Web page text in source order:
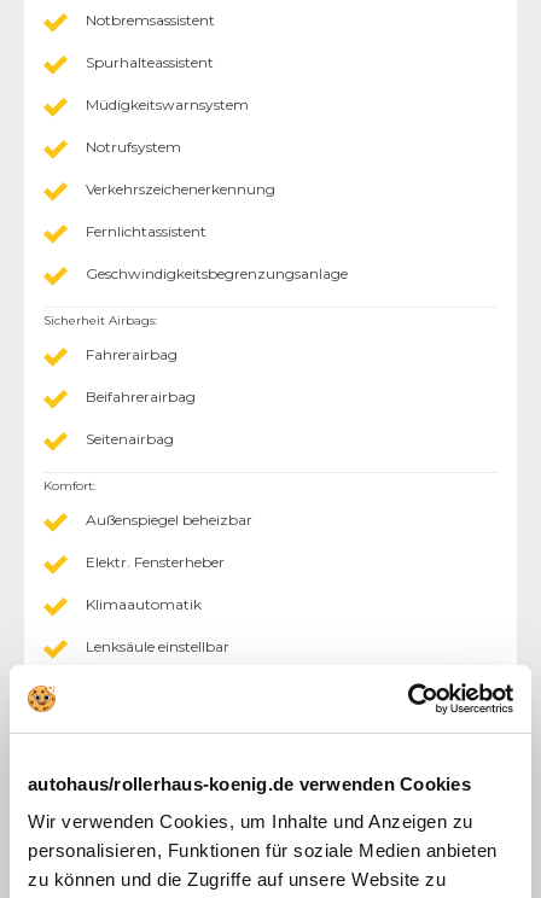
autohaus/rollerhaus-koenig.de verwenden Cookies
Wir verwenden Cookies, um Inhalte und Anzeigen zu
personalisieren, Funktionen für soziale Medien anbieten
zu können und die Zugriffe auf unsere Website zu
Notbremsassistent
Spurhalteassistent
Müdigkeitswarnsystem
Notrufsystem
Verkehrszeichenerkennung
Fernlichtassistent
Geschwindigkeitsbegrenzungsanlage
Sicherheit Airbags:
Fahrerairbag
Beifahrerairbag
Seitenairbag
Komfort:
Außenspiegel beheizbar
Elektr. Fensterheber
Klimaautomatik
Lenksäule einstellbar
Einparkhilfe (PDC) mit Kamera
Tempomat
abgedunkelte Scheiben im Fond